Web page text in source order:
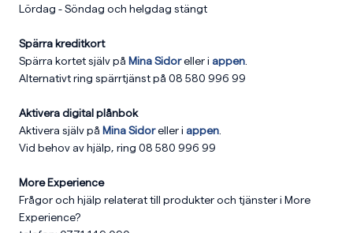
Lördag - Söndag och helgdag stängt
Spärra kreditkort
Spärra kortet själv på Mina Sidoreller i appen
Alternativt ring spärrtjänst på 08 580 996 99
Aktivera digital plånbok
Aktivera själv på Mina Sidoreller i appen
Vid behov av hjälp, ring 08 580 996 99
More Experience
Frågor och hjälp relaterat till produkter och tjänster i More
Experience?